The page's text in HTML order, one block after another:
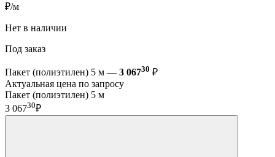
₽/м
Нет в наличии
Под заказ
Пакет (полиэтилен) 5 м — 3 06730 ₽
Актуальная цена по запросу
Пакет (полиэтилен) 5 м
3 06730₽